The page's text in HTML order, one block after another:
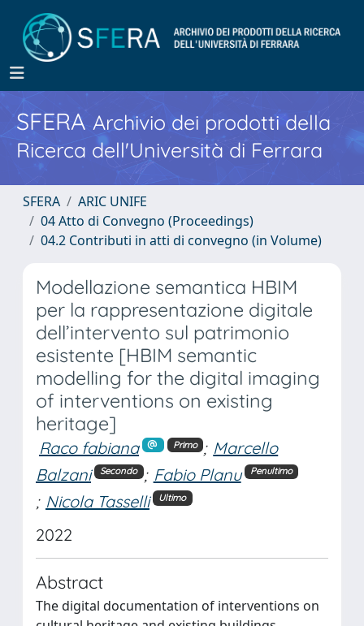
SFERA Archivio dei prodotti della
Ricerca dell'Università di Ferrara
SFERA
ARIC UNIFE
04 Atto di Convegno (Proceedings)
04.2 Contributi in atti di convegno (in Volume)
Modellazione semantica HBIM
per la rappresentazione digitale
dell’intervento sul patrimonio
esistente [HBIM semantic
modelling for the digital imaging
of interventions on existing
heritage]
Raco fabiana Primo ; Marcello
Balzani
Secondo ; Fabio Planu Penultimo
; Nicola Tasselli Ultimo
2022
Abstract
The digital documentation of interventions on